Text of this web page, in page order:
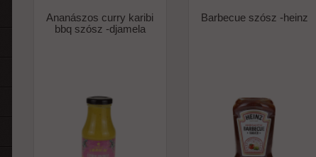
Ananászos curry karibi
bbq szósz -djamela
Barbecue szósz -heinz